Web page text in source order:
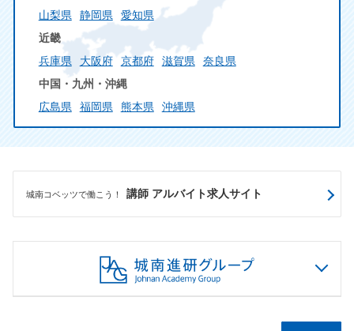
山梨県
静岡県
愛知県
近畿
兵庫県
大阪府 京都府 滋賀県
奈良県
中国・九州・沖縄
広島県
福岡県 熊本県 沖縄県
城南コベッツで働こう！ 講師 アルバイト求人サイト